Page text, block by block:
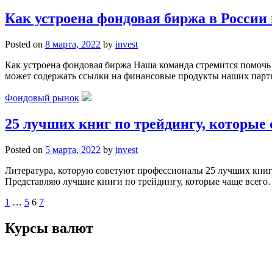
Как устроена фондовая биржа в
Posted on 8 марта, 2022 by invest
Как устроена фондовая биржа Наша команда стремится
может содержать ссылки на финансовые продукты наших
Фондовый рынок
25 лучших книг по трейдингу,
Posted on 5 марта, 2022 by invest
Литература, которую советуют профессионалы 25 лучших
Представляю лучшие книги по трейдингу, которые чаще
Пагинация
записей
1 … 5 6 7
Курсы валют